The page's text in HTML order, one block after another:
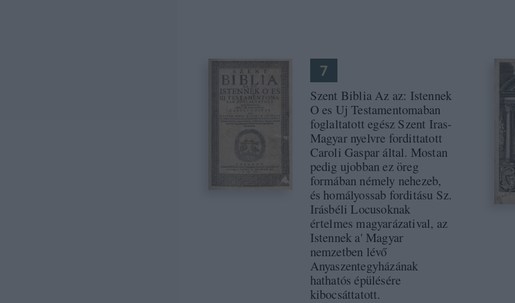
7
Szent Biblia Az az: Istennek
O es Uj Testamentomaban
foglaltatott egész Szent Iras-
Magyar nyelvre fordittatott
Caroli Gaspar által. Mostan
pedig ujobban ez öreg
formában némely nehezeb,
és homályossab forditásu Sz.
Irásbéli Locusoknak
értelmes magyarázatival, az
Istennek a' Magyar
nemzetben lévő
Anyaszentegyházának
hathatós épülésére
kibocsáttatott.